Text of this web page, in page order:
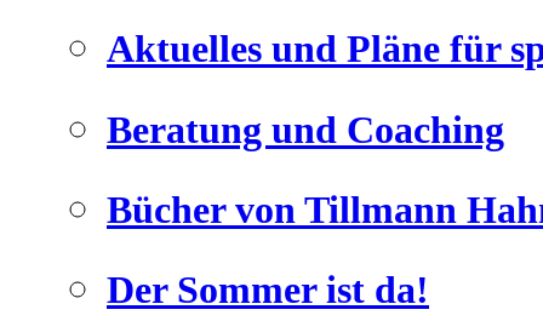
Aktuelles und Pläne für
Beratung und Coaching
Bücher von Tillmann
Der Sommer ist da!